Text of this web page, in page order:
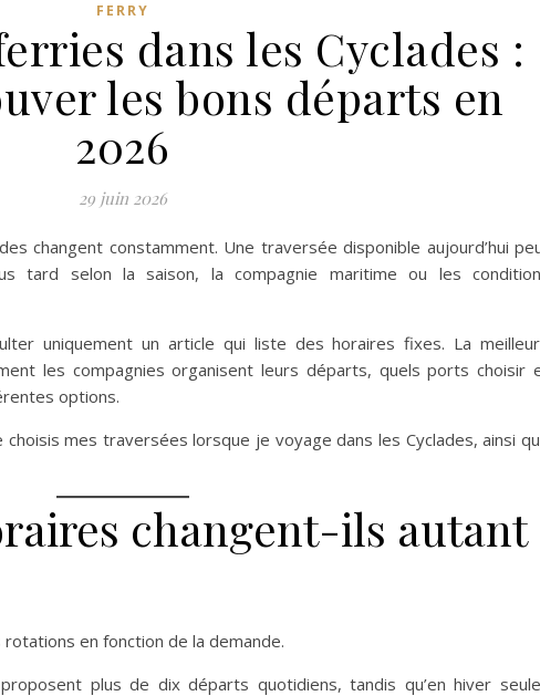
FERRY
dans les Cyclades :
les bons départs en
2026
29 juin 2026
changent constamment. Une traversée disponible aujourd’hui
tard selon la saison, la compagnie maritime ou les
uniquement un article qui liste des horaires fixes. La
les compagnies organisent leurs départs, quels ports choisir
options.
mes traversées lorsque je voyage dans les Cyclades, ainsi
changent-ils autant
en fonction de la demande.
plus de dix départs quotidiens, tandis qu’en hiver